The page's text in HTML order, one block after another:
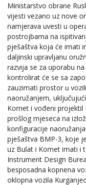
Ministarstvo obrane
vijesti vezano uz nove
namjerava uvesti u
postrojbama na
pješaštva koja će imati
daljinski upravljanu
razvija se za uporabu
kontrolirat će se sa
zauzimati prostor u
naoružanjem,
Kornet i vođeni projektil
prošlog mjeseca na
konfiguracije
pješaštva BMP-3, koje
uz Bulat i Kornet imati i
Instrument Design
besposadna kopnena
oklopna vozila